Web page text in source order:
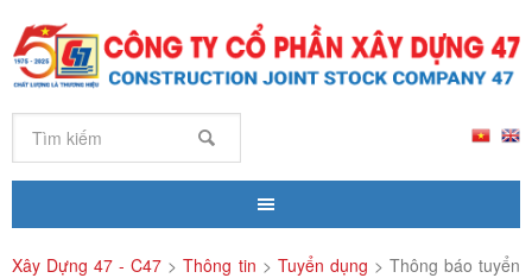
Xây Dựng 47 - C47 >Thông tin > Tuyển dụng > Thông báo tuyển